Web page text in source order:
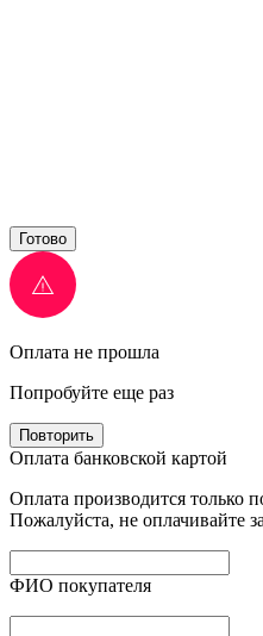
Готово
Оплата не прошла
Попробуйте еще раз
Повторить
Оплата банковской картой
Оплата производится только
Пожалуйста, не оплачивайте
ФИО покупателя